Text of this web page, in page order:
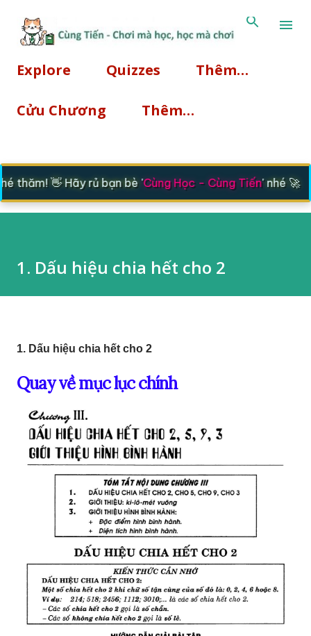
Explore Quizzes Thêm…
Cửu Chương Thêm…
thăm! 👋 Hãy rủ bạn bè 'Cùng Học - Cùng Tiến' nhé 🚀
1. Dấu hiệu chia hết cho 2
1. Dấu hiệu chia hết cho 2
Quay về mục lục chính